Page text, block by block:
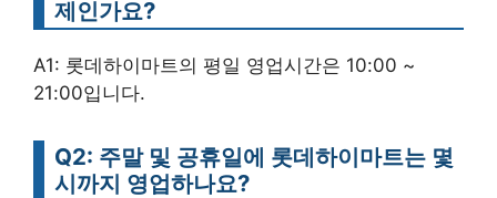
제인가요?
A1: 롯데하이마트의 평일 영업시간은 10:00 ~
21:00입니다.
Q2: 주말 및 공휴일에 롯데하이마트는 몇
시까지 영업하나요?